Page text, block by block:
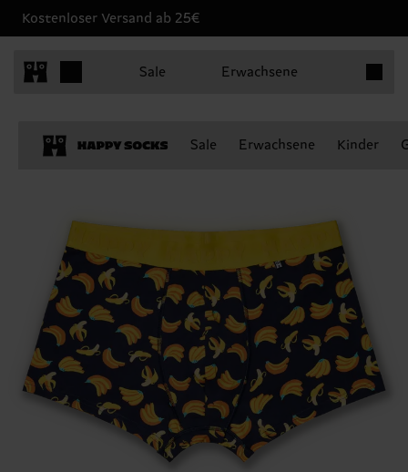
Kostenloser Versand ab 25€
Sale Erwachsene
Sale Erwachsene Kinder